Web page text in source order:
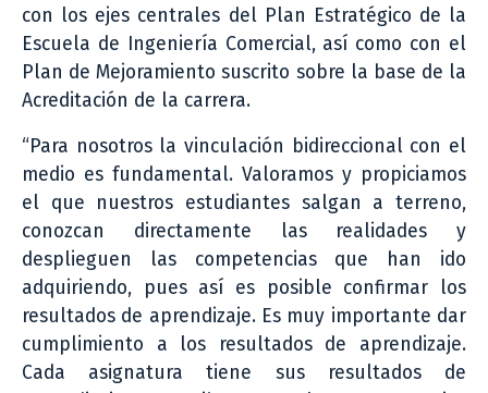
con los ejes centrales del Plan Estratégico de la
Escuela de Ingeniería Comercial, así como con el
Plan de Mejoramiento suscrito sobre la base de la
Acreditación de la carrera.
“Para nosotros la vinculación bidireccional con el
medio es fundamental. Valoramos y propiciamos
el que nuestros estudiantes salgan a terreno,
conozcan directamente las realidades y
desplieguen las competencias que han ido
adquiriendo, pues así es posible confirmar los
resultados de aprendizaje. Es muy importante dar
cumplimiento a los resultados de aprendizaje.
Cada asignatura tiene sus resultados de